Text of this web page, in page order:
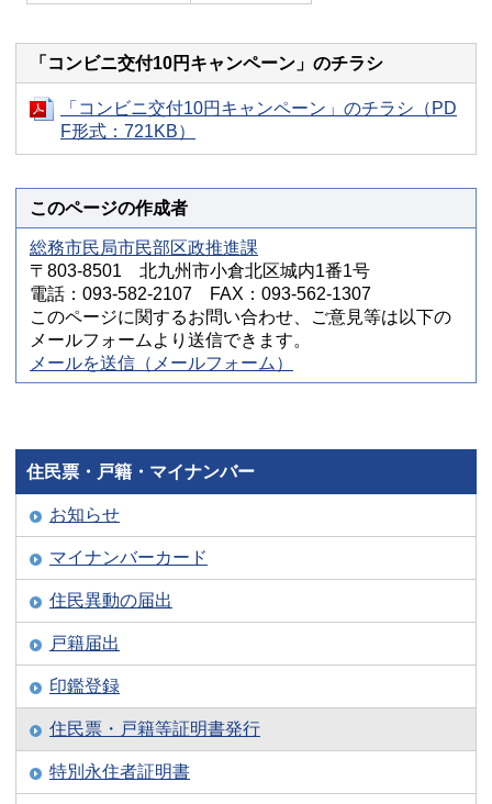
「コンビニ交付10円キャンペーン」のチラシ
「コンビニ交付10円キャンペーン」のチラシ（PD
F形式：721KB）
このページの作成者
総務市民局市民部区政推進課
〒803-8501 北九州市小倉北区城内1番1号
電話：093-582-2107 FAX：093-562-1307
このページに関するお問い合わせ、ご意見等は以下の
メールフォームより送信できます。
メールを送信（メールフォーム）
住民票・戸籍・マイナンバー
お知らせ
マイナンバーカード
住民異動の届出
戸籍届出
印鑑登録
住民票・戸籍等証明書発行
特別永住者証明書